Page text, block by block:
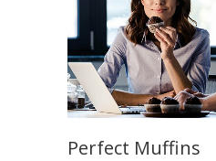
Perfect Muffins